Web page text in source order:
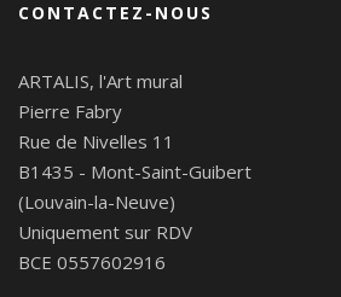
CONTACTEZ-NOUS
ARTALIS, l'Art mural
Pierre Fabry
Rue de Nivelles 11
B1435 - Mont-Saint-Guibert
(Louvain-la-Neuve)
Uniquement sur RDV
BCE 0557602916